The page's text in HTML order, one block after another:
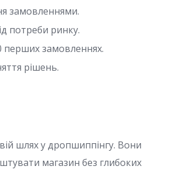
замовленнями.
потреби ринку.
перших замовленнях.
рішень.
шлях у дропшиппінгу. Вони
магазин без глибоких